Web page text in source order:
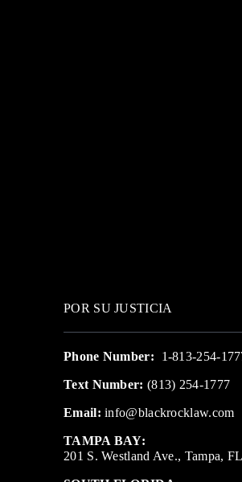
POR SU JUSTICIA
Phone Number: 1-813-254-
Text Number: (813) 254-1777
Email: info@blackrocklaw.com
TAMPA BAY:
201 S. Westland Ave., Tampa,